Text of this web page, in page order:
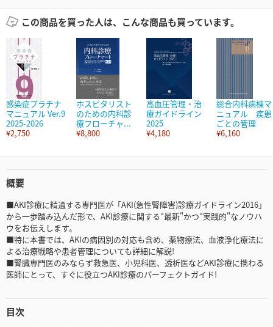
この商品を買った人は、こんな商品も買っています。
感染症プラチナ
マニュアル Ver.9
2025-2026
¥2,750
ホスピタリスト
のための内科診
療フローチャ...
¥8,800
高血圧管理・治
療ガイドライン
2025
¥4,180
総合内科病棟マ
ニュアル 疾患
ごとの管理
¥6,160
概要
■AKI診療に精通する専門医が「AKI(急性腎障害)診療ガイドライン2016」
から一歩踏み込んだ形で、AKI診療に関する“最新"かつ“実践的"なノウハ
ウをお伝えします。
■特に本書では、AKIの病因別の対応も含め、薬物療法、血液浄化療法に
よる治療戦略や患者管理についても詳細に解説!
■腎臓専門医のみならず救急医、小児科医、透析医などAKI診療に携わる
医師にとって、すぐに役立つAKI診療のパーフェクトガイド!
目次